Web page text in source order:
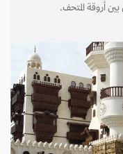
أروقة المتحف.